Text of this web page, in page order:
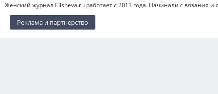
Женский журнал Elisheva.ru работает с 2011 года. Начинали с вязания
Реклама и партнерство